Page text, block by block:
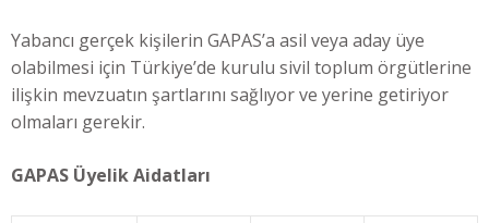
Yabancı gerçek kişilerin GAPAS’a asil veya aday üye
olabilmesi için Türkiye’de kurulu sivil toplum örgütlerine
ilişkin mevzuatın şartlarını sağlıyor ve yerine getiriyor
olmaları gerekir.
GAPAS Üyelik Aidatları